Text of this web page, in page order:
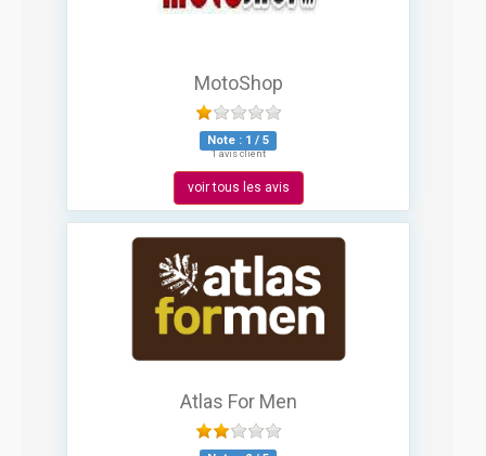
MotoShop
Note : 1 / 5
1 avis client
voir tous les avis
Atlas For Men